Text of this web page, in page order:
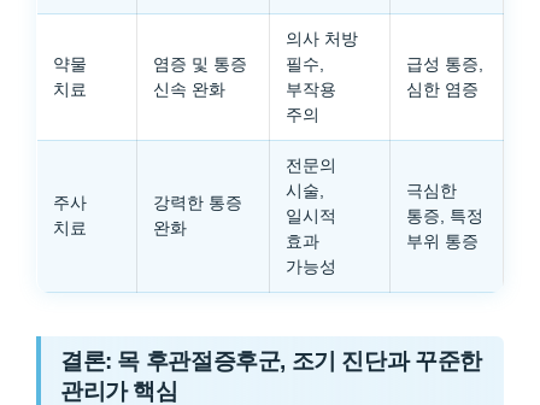
약물
치료
염증 및 통증
신속 완화
의사 처방
필수,
부작용
주의
급성 통증,
심한 염증
주사
치료
강력한 통증
완화
전문의
시술,
일시적
효과
가능성
극심한
통증, 특정
부위 통증
결론: 목 후관절증후군, 조기 진단과 꾸준한
관리가 핵심